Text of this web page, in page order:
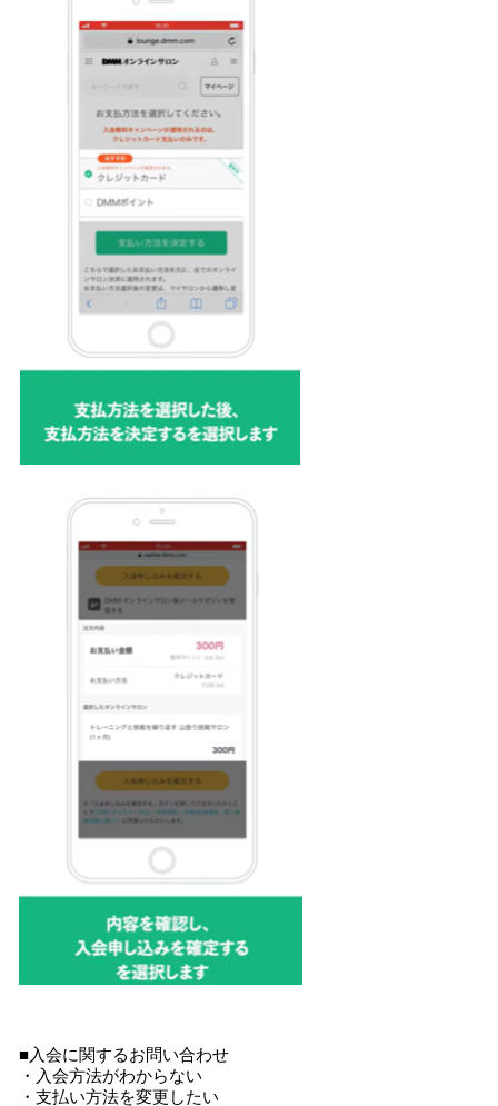
■入会に関するお問い合わせ
・入会方法がわからない
・支払い方法を変更したい